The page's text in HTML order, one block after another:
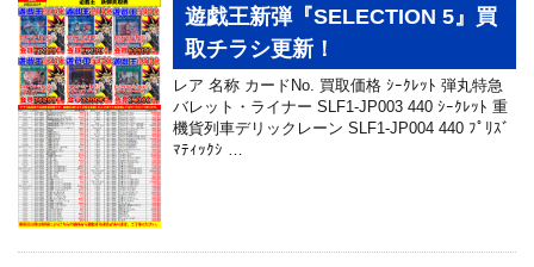
遊戯王新弾『SELECTION 5』買
取チラシ更新！
レア 名称 カードNo. 買取価格 ｼｰｸﾚｯﾄ 弾丸特急
バレット・ライナー SLF1-JP003 440 ｼｰｸﾚｯﾄ 重
機貨列車デリックレーン SLF1-JP004 440 ﾌﾟﾘｽﾞ
ﾏﾃｨｯｸｼ …